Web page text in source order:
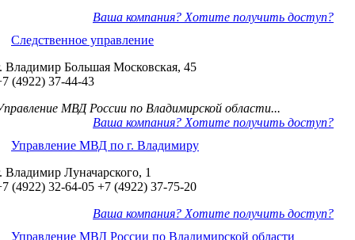
Ваша компания? Хотите получить доступ?
Следственное управление
Владимир Большая Московская, 45
(4922) 37-44-43
МВД России по Владимирской области...
Ваша компания? Хотите получить доступ?
Управление МВД по г. Владимиру
Владимир Луначарского, 1
(4922) 32-64-05 +7 (4922) 37-75-20
Ваша компания? Хотите получить доступ?
Управление МВД России по Владимирской области